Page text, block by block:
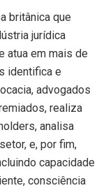
britânica que
jurídica
atua em mais de
identifica e
advogados
realiza
analisa
e, por fim,
capacidade
consciência